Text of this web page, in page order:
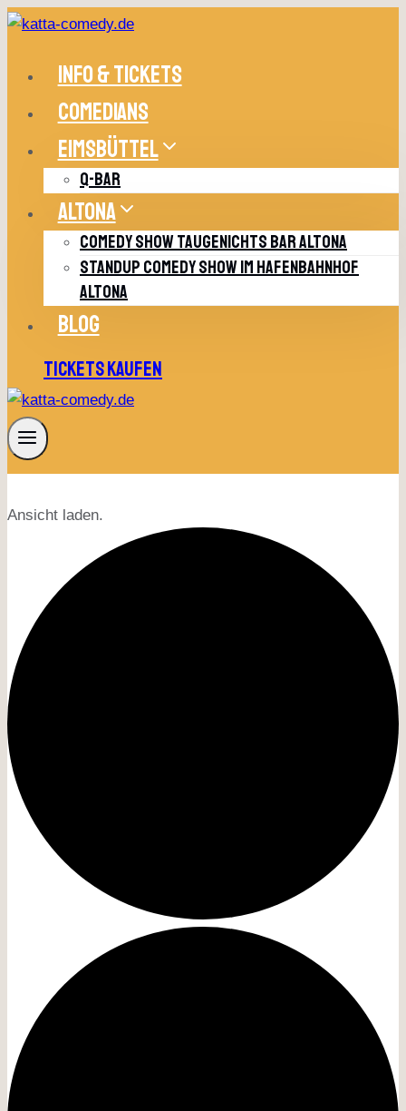
Zum
springenINFO & TICKETS
COMEDIANS
EIMSBÜTTEL
Q-BAR
ALTONA
COMEDY SHOW TAUGENICHTS BAR ALTONA
STANDUP COMEDY SHOW IM HAFENBAHNHOF
ALTONA
BLOG
TICKETS KAUFEN
Ansicht laden.